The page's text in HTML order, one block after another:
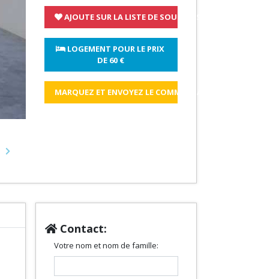
Next
AJOUTE SUR LA LISTE DE SOUHAITS
LOGEMENT POUR LE PRIX
DE 60 €
MARQUEZ ET ENVOYEZ LE COMMENTAIRE
Contact:
Votre nom et nom de famille: